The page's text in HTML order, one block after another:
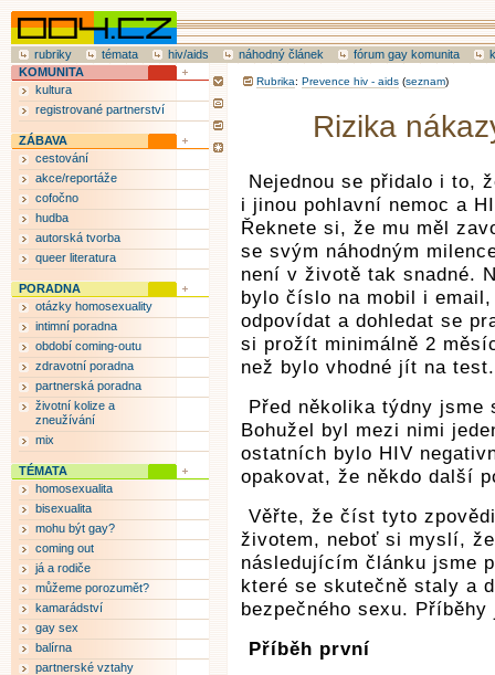
rubriky témata hiv/aids náhodný článek fórum gay komunita
Rubrika: Prevence hiv - aids (seznam)
Rizika
Nejednou se přidalo i to,
i jinou pohlavní nemoc a
Řeknete si, že mu měl
se svým náhodným
není v životě tak snadné.
bylo číslo na mobil i
odpovídat a dohledat se
si prožít minimálně 2
než bylo vhodné jít na test.
Před několika týdny jsme
Bohužel byl mezi nimi
ostatních bylo HIV
opakovat, že někdo další
Věřte, že číst tyto
životem, neboť si myslí,
následujícím článku jsme
které se skutečně staly a
bezpečného sexu.
Příběh první
KOMUNITA
kultura
registrované partnerství
ZÁBAVA
cestování
akce/reportáže
cofočno
hudba
autorská tvorba
queer literatura
PORADNA
otázky homosexuality
intimní poradna
období coming-outu
zdravotní poradna
partnerská poradna
životní kolize a
zneužívání
mix
TÉMATA
homosexualita
bisexualita
mohu být gay?
coming out
já a rodiče
můžeme porozumět?
kamarádství
gay sex
balírna
partnerské vztahy